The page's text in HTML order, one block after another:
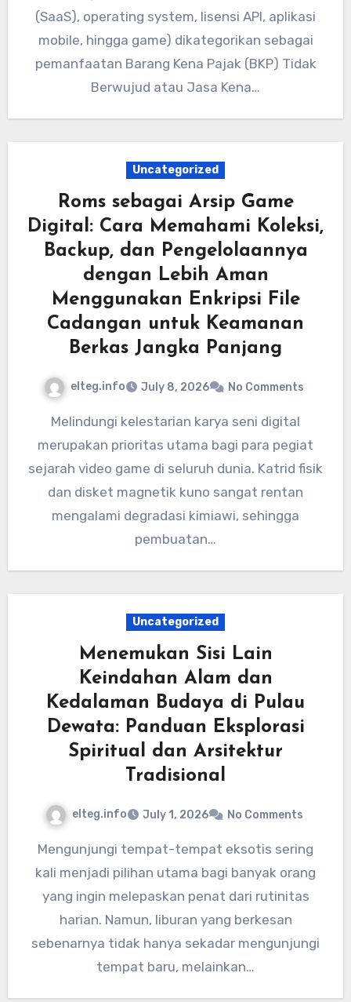
(SaaS), operating system, lisensi API, aplikasi
mobile, hingga game) dikategorikan sebagai
pemanfaatan Barang Kena Pajak (BKP) Tidak
Berwujud atau Jasa Kena…
Uncategorized
Roms sebagai Arsip Game
Digital: Cara Memahami Koleksi,
Backup, dan Pengelolaannya
dengan Lebih Aman
Menggunakan Enkripsi File
Cadangan untuk Keamanan
Berkas Jangka Panjang
elteg.info July 8, 2026 No Comments
Melindungi kelestarian karya seni digital
merupakan prioritas utama bagi para pegiat
sejarah video game di seluruh dunia. Katrid fisik
dan disket magnetik kuno sangat rentan
mengalami degradasi kimiawi, sehingga
pembuatan…
Uncategorized
Menemukan Sisi Lain
Keindahan Alam dan
Kedalaman Budaya di Pulau
Dewata: Panduan Eksplorasi
Spiritual dan Arsitektur
Tradisional
elteg.info July 1, 2026 No Comments
Mengunjungi tempat-tempat eksotis sering
kali menjadi pilihan utama bagi banyak orang
yang ingin melepaskan penat dari rutinitas
harian. Namun, liburan yang berkesan
sebenarnya tidak hanya sekadar mengunjungi
tempat baru, melainkan…